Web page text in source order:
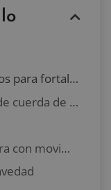
Los 4 mejores ejercicios para fortalecer tu abdomen
1. Encogimientos de cuerda de pie
3. Rotación de barra con movimiento del pie